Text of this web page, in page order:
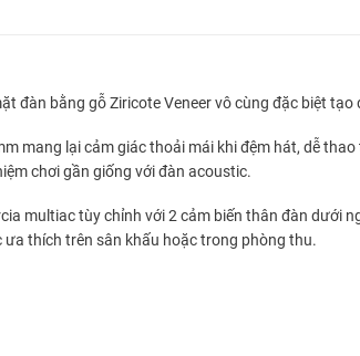
đàn bằng gỗ Ziricote Veneer vô cùng đặc biệt tạo
mang lại cảm giác thoải mái khi đệm hát, dễ
chơi gần giống với đàn acoustic.
multiac tùy chỉnh với 2 cảm biến thân đàn dưới
thích trên sân khấu hoặc trong phòng thu.